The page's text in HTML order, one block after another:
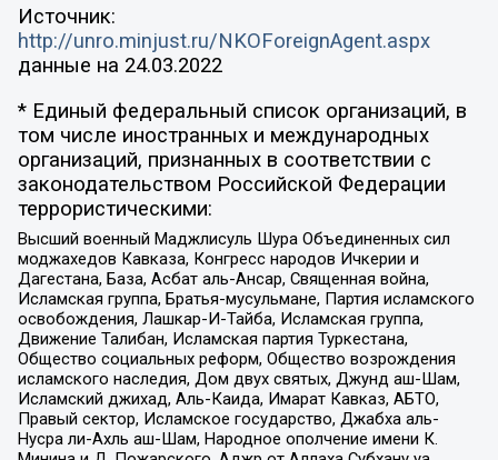
Источник:
http://unro.minjust.ru/NKOForeignAgent.aspx
данные на 24.03.2022
* Единый федеральный список организаций, в
том числе иностранных и международных
организаций, признанных в соответствии с
законодательством Российской Федерации
террористическими:
Высший военный Маджлисуль Шура Объединенных сил
моджахедов Кавказа, Конгресс народов Ичкерии и
Дагестана, База, Асбат аль-Ансар, Священная война,
Исламская группа, Братья-мусульмане, Партия исламского
освобождения, Лашкар-И-Тайба, Исламская группа,
Движение Талибан, Исламская партия Туркестана,
Общество социальных реформ, Общество возрождения
исламского наследия, Дом двух святых, Джунд аш-Шам,
Исламский джихад, Аль-Каида, Имарат Кавказ, АБТО,
Правый сектор, Исламское государство, Джабха аль-
Нусра ли-Ахль аш-Шам, Народное ополчение имени К.